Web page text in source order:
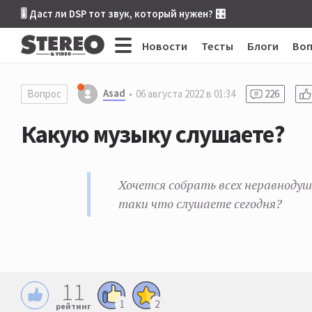
🎚 Даст ли DSP тот звук, который нужен? 🎛
Новости Тесты Блоги
Вопрос Asad 06 августа 2022 в 01:34 226
Какую музыку слушаете?
Хочется собрать всех
таки что слушаете сегодня?
11
рейтинг 1 2